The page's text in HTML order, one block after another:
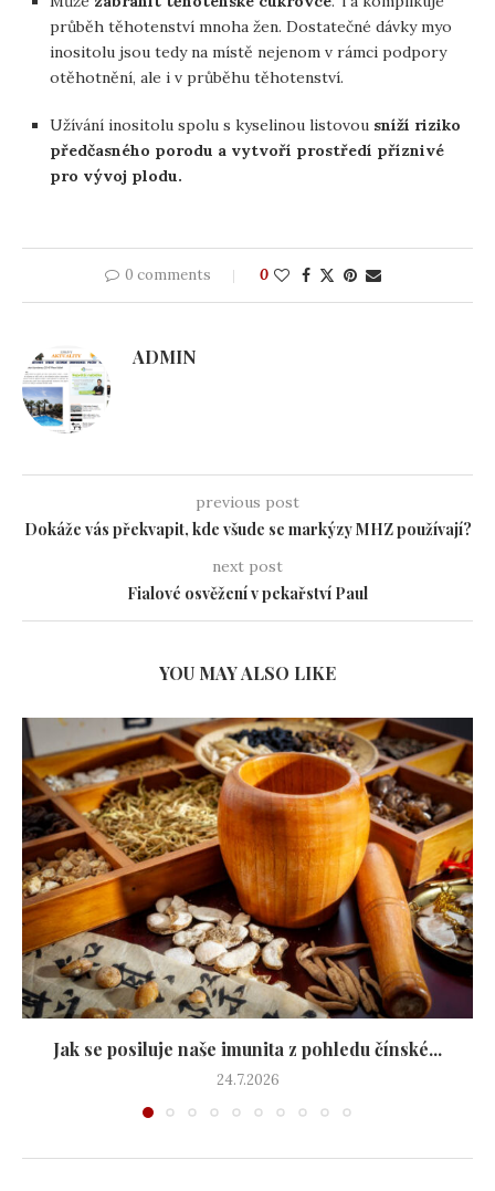
průběh těhotenství mnoha žen. Dostatečné dávky myo
inositolu jsou tedy na místě nejenom v rámci podpory
otěhotnění, ale i v průběhu těhotenství.
Užívání inositolu spolu s kyselinou listovou sníží riziko
předčasného porodu a vytvoří prostředí příznivé
pro vývoj plodu.
0 comments 0
ADMIN
previous post
Dokáže vás překvapit, kde všude se markýzy MHZ používají?
next post
Fialové osvěžení v pekařství Paul
YOU MAY ALSO LIKE
Jak se posiluje naše imunita z pohledu čínské...
24.7.2026